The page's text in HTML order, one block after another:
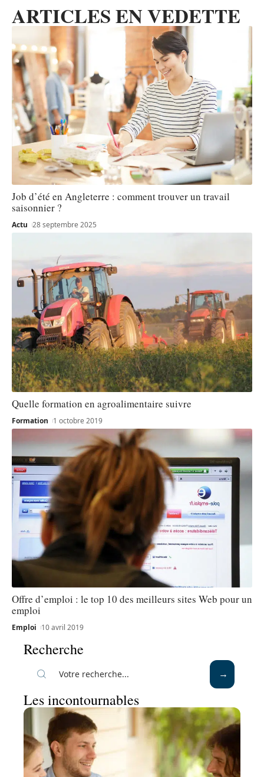
ARTICLES EN VEDETTE
Job d’été en Angleterre : comment trouver un travail
saisonnier ?
Actu 28 septembre 2025
Quelle formation en agroalimentaire suivre
Formation 1 octobre 2019
Offre d’emploi : le top 10 des meilleurs sites Web pour un
emploi
Emploi 10 avril 2019
Recherche
Les incontournables